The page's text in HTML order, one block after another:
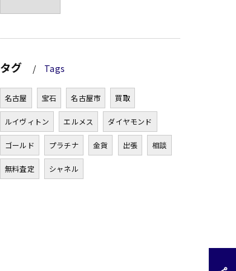
タグ Tags
名古屋 宝石 名古屋市 買取
ルイヴィトン エルメス ダイヤモンド
ゴールド プラチナ 金貨 出張 相談
無料査定 シャネル